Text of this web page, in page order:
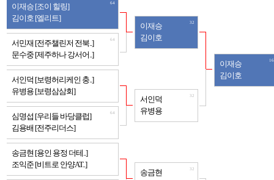
이재승 [조이 힐링]
김이호 [엘리트]
64
서민재 [전주챌린저 전북..]
문수중 [제주하나 강서어..]
64
서인덕 [보령허리케인 충..]
유병용 [보령삼삼회]
심명섭 [우리들 바당클럽]
김용배 [전주리더스]
64
송금현 [용인 용정 더테..]
조익준 [비트로 안양AT..]
이재승
김이호
32
서인덕
유병용
32
송금현
32
이재승
김이호
16